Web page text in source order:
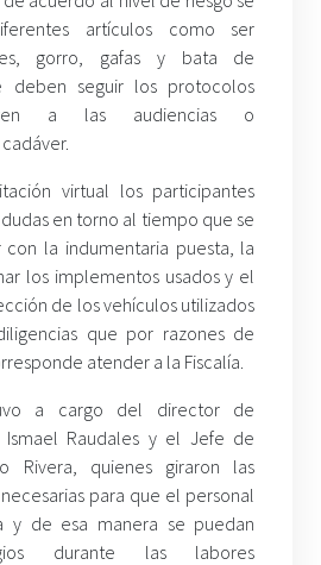
artículos como ser
gorro, gafas y bata de
deben seguir los protocolos
a las audiencias o
virtual los participantes
en torno al tiempo que se
la indumentaria puesta, la
los implementos usados y el
de los vehículos utilizados
que por razones de
atender a la Fiscalía.
a cargo del director de
Ismael Raudales y el Jefe de
Rivera, quienes giraron las
para que el personal
y de esa manera se puedan
durante las labores